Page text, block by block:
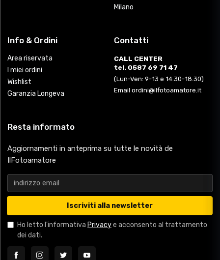
Milano
Info & Ordini
Area riservata
I miei ordini
Wishlist
Garanzia Longeva
Contatti
CALL CENTER
tel. 0587 69 71 47
(Lun-Ven: 9-13 e 14.30-18.30)
Email ordini@ilfotoamatore.it
Resta informato
Aggiornamenti in anteprima su tutte le novità de
IlFotoamatore
Iscriviti alla newsletter
Ho letto l'informativa Privacye acconsento al trattamento
dei dati.